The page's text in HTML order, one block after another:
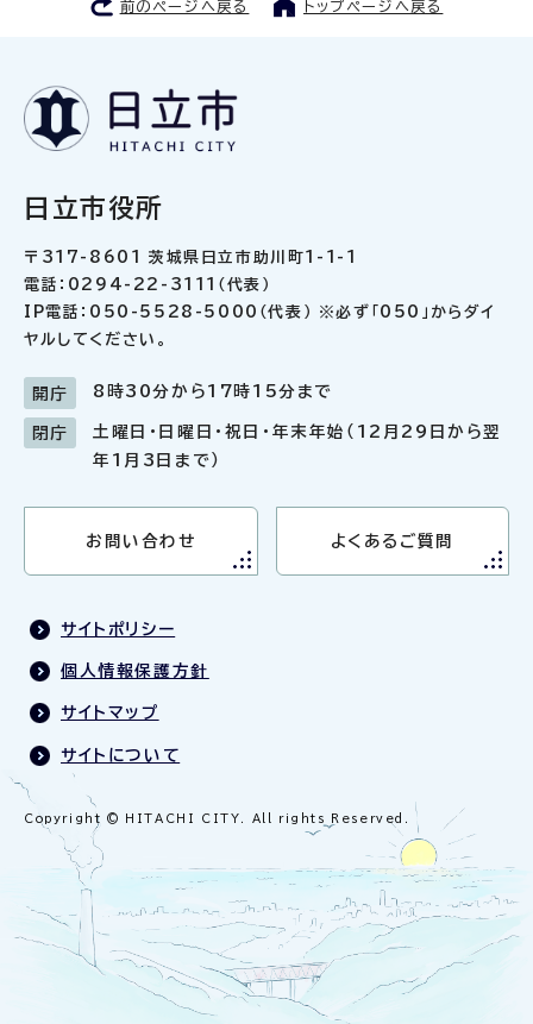
前のページへ戻る トップページへ戻る
日立市役所
〒317-8601 茨城県日立市助川町1-1-1
電話：0294-22-3111（代表）
IP電話：050-5528-5000（代表） ※必ず「050」からダイ
ヤルしてください。
開庁 8時30分から17時15分まで
閉庁
土曜日・日曜日・祝日・年末年始（12月29日から翌
年1月3日まで）
お問い合わせ よくあるご質問
サイトポリシー
個人情報保護方針
サイトマップ
サイトについて
Copyright © HITACHI CITY. All rights Reserved.